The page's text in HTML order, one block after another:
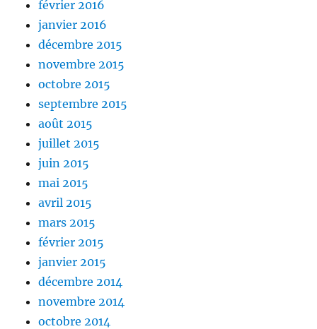
février 2016
janvier 2016
décembre 2015
novembre 2015
octobre 2015
septembre 2015
août 2015
juillet 2015
juin 2015
mai 2015
avril 2015
mars 2015
février 2015
janvier 2015
décembre 2014
novembre 2014
octobre 2014